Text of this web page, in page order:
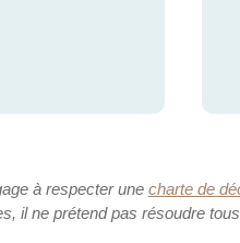
à respecter une charte de
il ne prétend pas résoudre